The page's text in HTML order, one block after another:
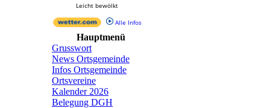
Leicht bewölkt
Alle Infos
Hauptmenü
Grusswort
News Ortsgemeinde
Infos Ortsgemeinde
Ortsvereine
Kalender 2026
Belegung DGH